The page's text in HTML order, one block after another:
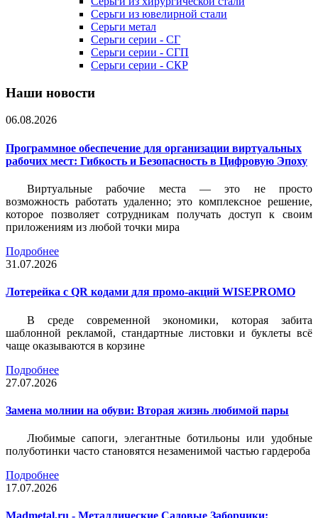
Серьги из ювелирной стали
Серьги метал
Серьги серии - СГ
Серьги серии - СГП
Серьги серии - СКР
Наши новости
06.08.2026
Программное обеспечение для организации виртуальных
рабочих мест: Гибкость и Безопасность в Цифровую Эпоху
Виртуальные рабочие места — это не просто
возможность работать удаленно; это комплексное решение,
которое позволяет сотрудникам получать доступ к своим
приложениям из любой точки мира
Подробнее
31.07.2026
Лотерейка c QR кодами для промо-акций WISEPROMO
В среде современной экономики, которая забита
шаблонной рекламой, стандартные листовки и буклеты всё
чаще оказываются в корзине
Подробнее
27.07.2026
Замена молнии на обуви: Вторая жизнь любимой пары
Любимые сапоги, элегантные ботильоны или удобные
полуботинки часто становятся незаменимой частью гардероба
Подробнее
17.07.2026